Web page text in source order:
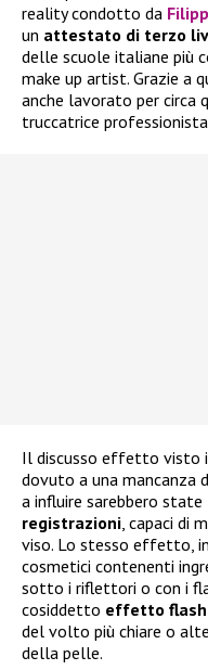
reality condotto da
un attestato di terzo
delle scuole italiane più
make up artist. Grazie a
anche lavorato per circa
truccatrice
Il discusso effetto visto
dovuto a una mancanza
a influire sarebbero state
registrazioni, capaci di
viso. Lo stesso effetto,
cosmetici contenenti
sotto i riflettori o con i
cosiddetto effetto
del volto più chiare o
della pelle.